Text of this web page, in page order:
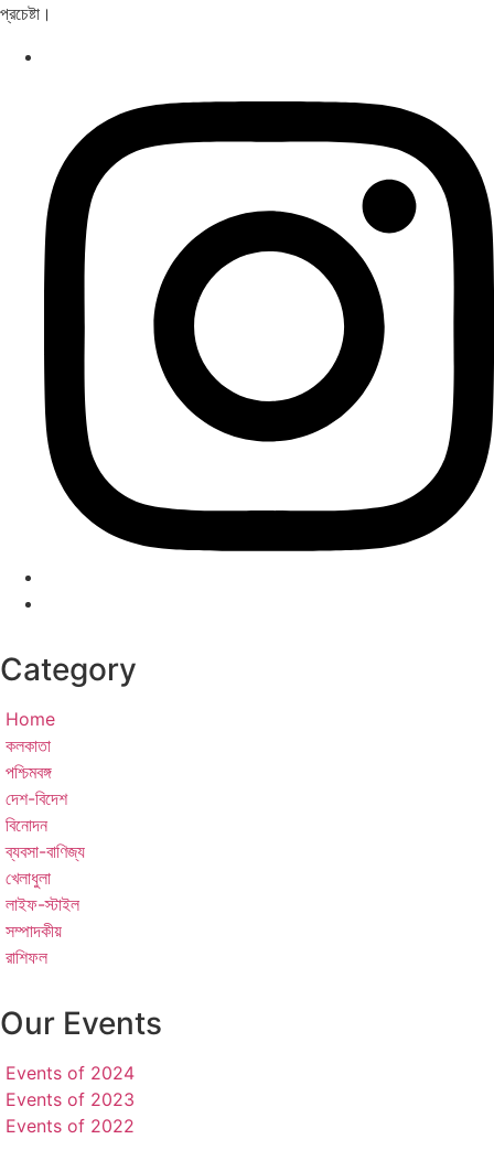
প্রচেষ্টা।
Category
Home
কলকাতা
পশ্চিমবঙ্গ
দেশ-বিদেশ
বিনোদন
ব্যবসা-বাণিজ্য
খেলাধুলা
লাইফ-স্টাইল
সম্পাদকীয়
রাশিফল
Our Events
Events of 2024
Events of 2023
Events of 2022